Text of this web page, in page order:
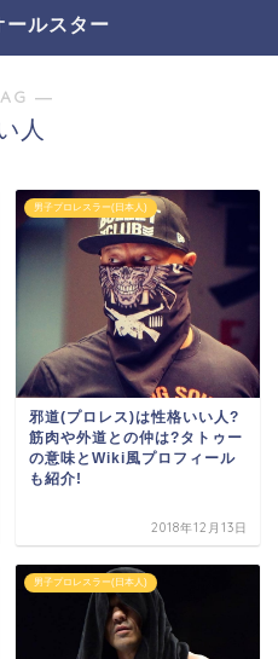
ールスター
―
人
男子プロレスラー(日本人)
邪道(プロレス)は性格いい人?
筋肉や外道との仲は?タトゥー
の意味とWiki風プロフィール
も紹介!
2018年12月13日
男子プロレスラー(日本人)